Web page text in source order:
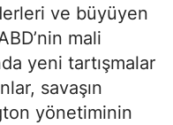
ve büyüyen
mali
yeni tartışmalar
savaşın
yönetiminin